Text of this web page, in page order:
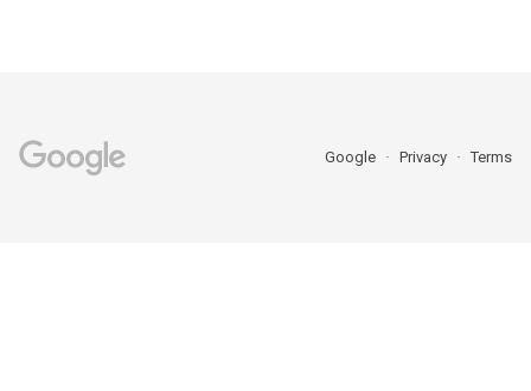
Google Privacy Terms